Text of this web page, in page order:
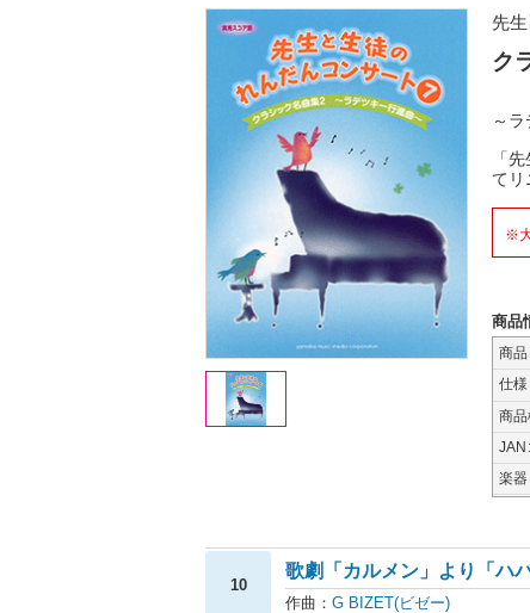
先
ク
～
「
てリ
※
商品
商品
仕様
商
JAN
楽器
10
歌劇「カルメン」より「ハバ
作曲： G BIZET(ビゼー)